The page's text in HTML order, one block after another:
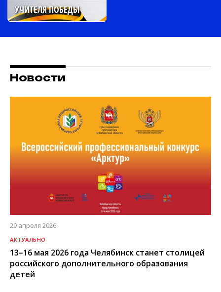
УЧИТЕЛЯ ПОБЕДЫ
Новости
29 апреля 2026
АКТУАЛЬНО
13–16 мая 2026 года Челябинск станет столицей
российского дополнительного образования
детей